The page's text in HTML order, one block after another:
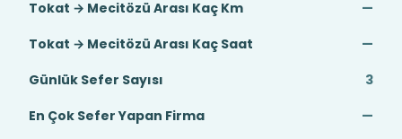
Tokat → Mecitözü Arası Kaç Km
—
Tokat → Mecitözü Arası Kaç Saat
—
Günlük Sefer Sayısı
3
En Çok Sefer Yapan Firma
—